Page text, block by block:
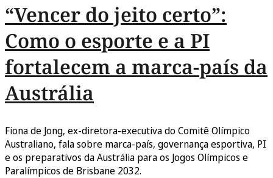
“Vencer do jeito certo”:
Como o esporte e a PI
fortalecem a marca-país da
Austrália
Fiona de Jong, ex-diretora-executiva do Comitê Olímpico
Australiano, fala sobre marca-país, governança esportiva, PI
e os preparativos da Austrália para os Jogos Olímpicos e
Paralímpicos de Brisbane 2032.